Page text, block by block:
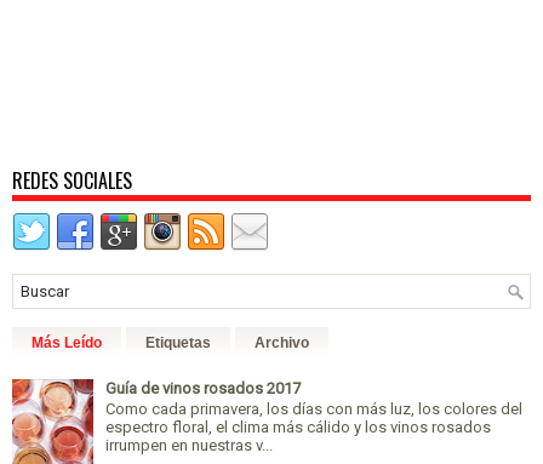
REDES SOCIALES
Más Leído Etiquetas Archivo
Guía de vinos rosados 2017
Como cada primavera, los días con más luz, los colores del
espectro floral, el clima más cálido y los vinos rosados
irrumpen en nuestras v...